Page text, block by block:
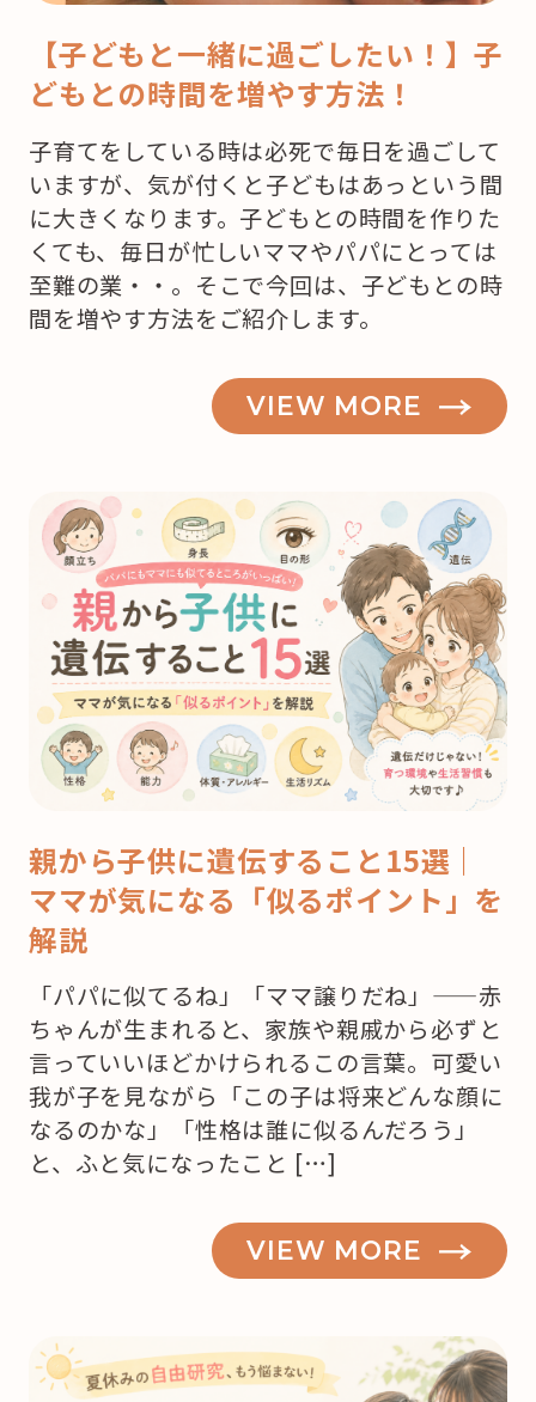
【子どもと一緒に過ごしたい！】子
どもとの時間を増やす方法！
子育てをしている時は必死で毎日を過ごして
いますが、気が付くと子どもはあっという間
に大きくなります。子どもとの時間を作りた
くても、毎日が忙しいママやパパにとっては
至難の業・・。そこで今回は、子どもとの時
間を増やす方法をご紹介します。
VIEW MORE
親から子供に遺伝すること15選｜
ママが気になる「似るポイント」を
解説
「パパに似てるね」「ママ譲りだね」——赤
ちゃんが生まれると、家族や親戚から必ずと
言っていいほどかけられるこの言葉。可愛い
我が子を見ながら「この子は将来どんな顔に
なるのかな」「性格は誰に似るんだろう」
と、ふと気になったこと […]
VIEW MORE